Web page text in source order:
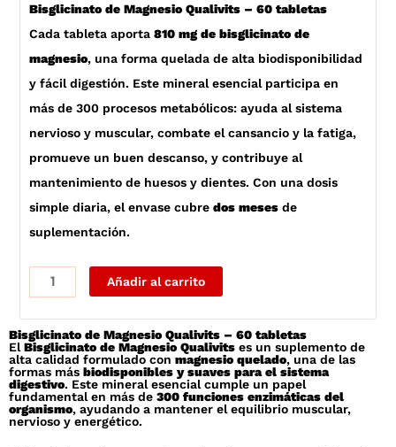
Bisglicinato de Magnesio Qualivits – 60 tabletas
Cada tableta aporta810 mg de bisglicinato de
magnesio, una forma quelada de alta biodisponibilidad
y fácil digestión. Este mineral esencial participa en
más de 300 procesos metabólicos: ayuda al sistema
nervioso y muscular, combate el cansancio y la fatiga,
promueve un buen descanso, y contribuye al
mantenimiento de huesos y dientes. Con una dosis
simple diaria, el envase cubredos meses de
suplementación.
Bisglicinato
de
Magnesio
-
60
Tabletas
|
Qualivits
Añadir al carrito
Bisglicinato de Magnesio Qualivits – 60 tabletas
ElBisglicinato de Magnesio Qualivits es un suplemento de
alta calidad formulado con magnesio quelado, una de las
formas más biodisponibles y suaves para el sistema
digestivo. Este mineral esencial cumple un papel
fundamental en más de 300 funciones enzimáticas del
organismo, ayudando a mantener el equilibrio muscular,
nervioso y energético.